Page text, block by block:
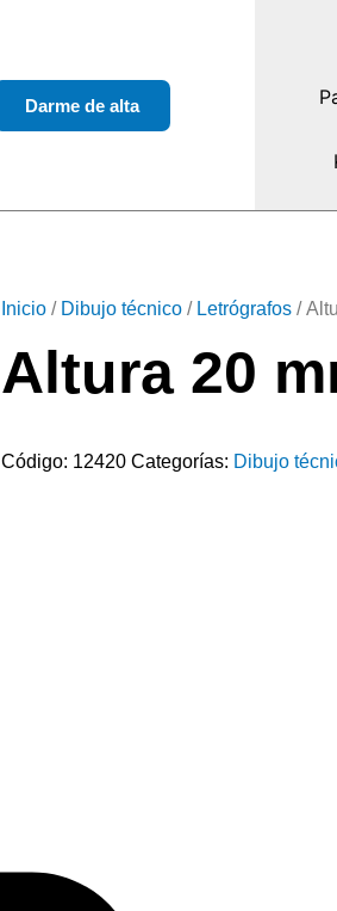
Darme de alta
Inicio / Dibujo técnico / Letrógrafos /
Altura 20
Código: 12420 Categorías: Dibujo